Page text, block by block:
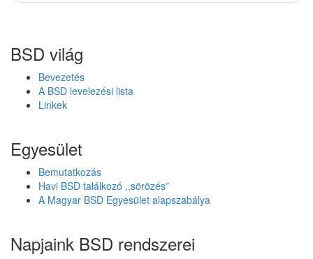
BSD világ
Bevezetés
A BSD levelezési lista
Linkek
Egyesület
Bemutatkozás
Havi BSD találkozó ,,sörözés”
A Magyar BSD Egyesület alapszabálya
Napjaink BSD rendszerei